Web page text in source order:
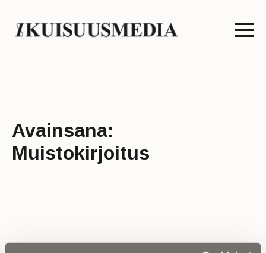
Avainsana:
Muistokirjoitus